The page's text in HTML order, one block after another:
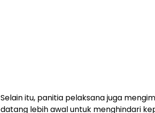
Selain itu, panitia pelaksana juga
datang lebih awal untuk menghindari